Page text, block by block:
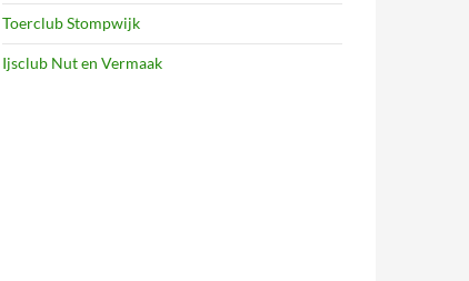
Toerclub Stompwijk
Ijsclub Nut en Vermaak